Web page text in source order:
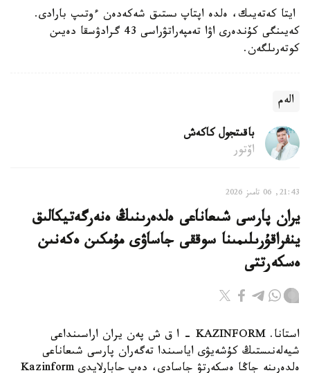
ايتا كەتەيىك، ەلدە اپتاپ ىستىق شەكەدەن ءوتىپ بارادى.
كەيىنگى كۇندەرى اۋا تەمپەراتۋراسى 43 گرادۋسقا دەيىن
كوتەرىلگەن.
الەم
باقىتجول كاكەش
اۆتور
21:43, 06 تامىز 2026
يران پارسى شىعاناعى ەلدەرىنىڭ ەنەرگەتيكالىق
ينفراقۇرىلىمىنا سوققى جاساۋى مۇمكىن ەكەنىن
ەسكەرتتى
استانا. KAZINFORM - ا ق ش پەن يران اراسىنداعى
شيەلەنىستىڭ كۇشەيۋى اياسىندا تەگەران پارسى شىعاناعى
ەلدەرىنە جاڭا ەسكەرتۋ جاسادى، دەپ حابارلايدى Kazinform